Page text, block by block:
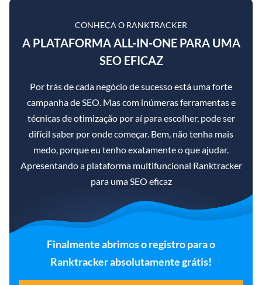
CONHEÇA O RANKTRACKER
A PLATAFORMA ALL-IN-ONE PARA UMA
SEO EFICAZ
Por trás de cada negócio de sucesso está uma forte
campanha de SEO. Mas com inúmeras ferramentas e
técnicas de otimização por aí para escolher, pode ser
difícil saber por onde começar. Bem, não tenha mais
medo, porque eu tenho exatamente o que ajudar.
Apresentando a plataforma multifuncional Ranktracker
para uma SEO eficaz
Finalmente abrimos o registro para o
Ranktracker absolutamente grátis!